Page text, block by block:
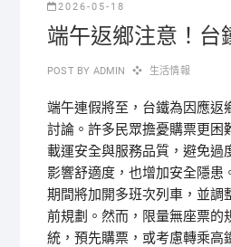
2026-05-18
端午返鄉注意！台
POST BY ADMIN 生活情報
端午連假將至，台鐵為因應返
討論。許多民眾擔憂購票更困
載運安全與服務品質，避免過
影響舒適度，也增加安全隱患
期間將加開多班次列車，並調
前規劃。然而，限量無座票的
統，預先購票，或考慮轉乘高